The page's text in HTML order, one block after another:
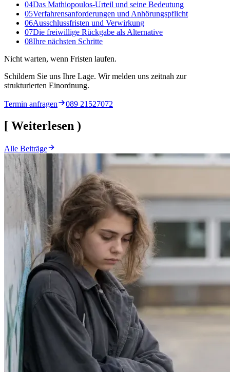
04Das Mathiopoulos-Urteil und seine Bedeutung
05Verfahrensanforderungen und Anhörungspflicht
06Ausschlussfristen und Verwirkung
07Die freiwillige Rückgabe als Alternative
08Ihre nächsten Schritte
Nicht warten, wenn Fristen laufen.
Schildern Sie uns Ihre Lage. Wir melden uns zeitnah zur
strukturierten Einordnung.
Termin anfragen 089 21527072
[ Weiterlesen )
Alle Beiträge